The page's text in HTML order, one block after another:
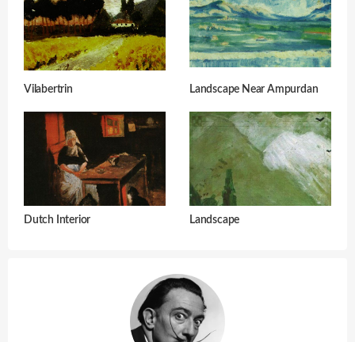
Vilabertrin Landscape Near Ampurdan
Dutch Interior Landscape